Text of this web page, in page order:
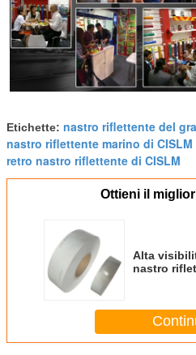
Etichette: nastro riflettente del
nastro riflettente marino di CISLM
retro nastro riflettente di CISLM
Ottieni il
Alta
nastro